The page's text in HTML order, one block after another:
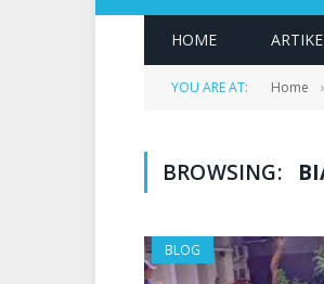
HOME
YOU ARE AT: Home
BROWSING:
BLOG